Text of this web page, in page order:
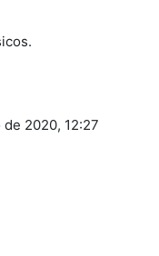
2020, 12:27